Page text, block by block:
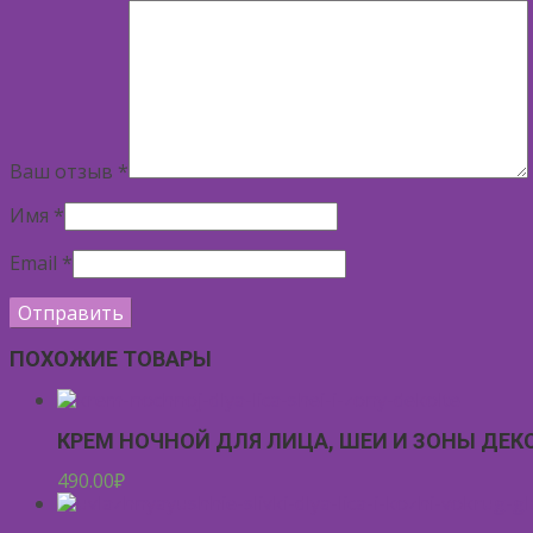
Ваш отзыв *
Имя *
Email *
ПОХОЖИЕ ТОВАРЫ
КРЕМ НОЧНОЙ ДЛЯ ЛИЦА, ШЕИ И ЗОНЫ
490.00₽